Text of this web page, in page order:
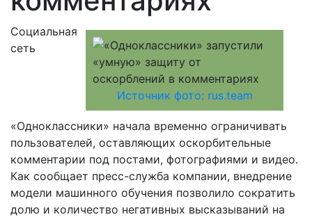
Источник фото: rus.team
Социальная
сеть
«Одноклассники» начала временно ограничивать
пользователей, оставляющих оскорбительные
комментарии под постами, фотографиями и видео.
Как сообщает пресс-служба компании, внедрение
модели машинного обучения позволило сократить
долю и количество негативных высказываний на